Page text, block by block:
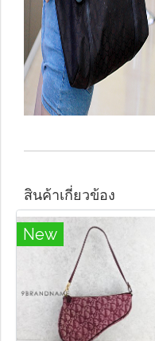
สินค้าเกี่ยวข้อง
New